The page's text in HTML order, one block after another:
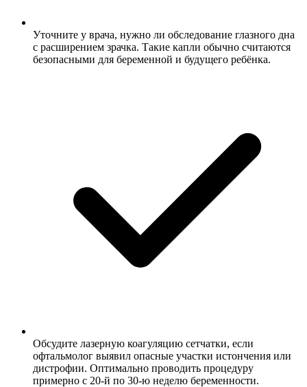
Уточните у врача, нужно ли обследование глазного дна
с расширением зрачка. Такие капли обычно считаются
безопасными для беременной и будущего ребёнка.
Обсудите лазерную коагуляцию сетчатки, если
офтальмолог выявил опасные участки истончения или
дистрофии. Оптимально проводить процедуру
примерно с 20-й по 30-ю неделю беременности.